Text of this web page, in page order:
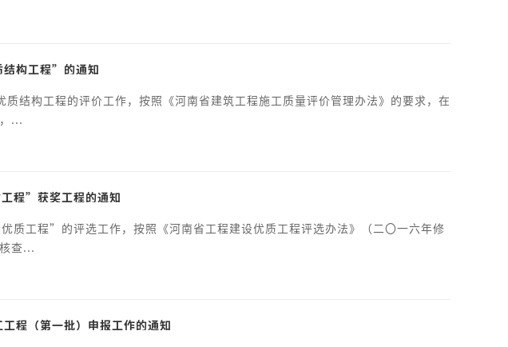
结构工程”的通知
结构工程的评价工作，按照《河南省建筑工程施工质量评价管理办法》的要求，在
...
程”获奖工程的通知
工程”的评选工作，按照《河南省工程建设优质工程评选办法》（二〇一六年修
查...
程（第一批）申报工作的通知